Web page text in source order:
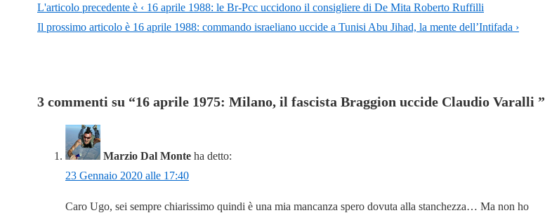
L'articolo precedente è ‹ 16 aprile 1988: le Br-Pcc uccidono il consigliere di De Mita Roberto Ruffilli
Il prossimo articolo è 16 aprile 1988: commando israeliano uccide a Tunisi Abu Jihad, la mente dell’Intifada ›
3 commenti su “16 aprile 1975: Milano, il fascista Braggion uccide Claudio Varalli ”
Marzio Dal Monte ha detto:
23 Gennaio 2020 alle 17:40
Caro Ugo, sei sempre chiarissimo quindi è una mia mancanza spero dovuta alla stanchezza… Ma non ho